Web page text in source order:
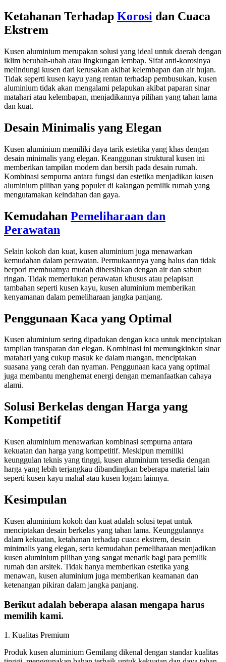
Ketahanan Terhadap Korosi dan Cuaca
Ekstrem
Kusen aluminium merupakan solusi yang ideal untuk daerah dengan
iklim berubah-ubah atau lingkungan lembap. Sifat anti-korosinya
melindungi kusen dari kerusakan akibat kelembapan dan air hujan.
Tidak seperti kusen kayu yang rentan terhadap pembusukan, kusen
aluminium tidak akan mengalami pelapukan akibat paparan sinar
matahari atau kelembapan, menjadikannya pilihan yang tahan lama
dan kuat.
Desain Minimalis yang Elegan
Kusen aluminium memiliki daya tarik estetika yang khas dengan
desain minimalis yang elegan. Keanggunan struktural kusen ini
memberikan tampilan modern dan bersih pada desain rumah.
Kombinasi sempurna antara fungsi dan estetika menjadikan kusen
aluminium pilihan yang populer di kalangan pemilik rumah yang
mengutamakan keindahan dan gaya.
Kemudahan Pemeliharaan dan
Perawatan
Selain kokoh dan kuat, kusen aluminium juga menawarkan
kemudahan dalam perawatan. Permukaannya yang halus dan tidak
berpori membuatnya mudah dibersihkan dengan air dan sabun
ringan. Tidak memerlukan perawatan khusus atau pelapisan
tambahan seperti kusen kayu, kusen aluminium memberikan
kenyamanan dalam pemeliharaan jangka panjang.
Penggunaan Kaca yang Optimal
Kusen aluminium sering dipadukan dengan kaca untuk menciptakan
tampilan transparan dan elegan. Kombinasi ini memungkinkan sinar
matahari yang cukup masuk ke dalam ruangan, menciptakan
suasana yang cerah dan nyaman. Penggunaan kaca yang optimal
juga membantu menghemat energi dengan memanfaatkan cahaya
alami.
Solusi Berkelas dengan Harga yang
Kompetitif
Kusen aluminium menawarkan kombinasi sempurna antara
kekuatan dan harga yang kompetitif. Meskipun memiliki
keunggulan teknis yang tinggi, kusen aluminium tersedia dengan
harga yang lebih terjangkau dibandingkan beberapa material lain
seperti kusen kayu mahal atau kusen logam lainnya.
Kesimpulan
Kusen aluminium kokoh dan kuat adalah solusi tepat untuk
menciptakan desain berkelas yang tahan lama. Keunggulannya
dalam kekuatan, ketahanan terhadap cuaca ekstrem, desain
minimalis yang elegan, serta kemudahan pemeliharaan menjadikan
kusen aluminium pilihan yang sangat menarik bagi para pemilik
rumah dan arsitek. Tidak hanya memberikan estetika yang
menawan, kusen aluminium juga memberikan keamanan dan
ketenangan pikiran dalam jangka panjang.
Berikut adalah beberapa alasan mengapa harus
memilih kami.
1. Kualitas Premium
Produk kusen aluminium Gemilang dikenal dengan standar kualitas